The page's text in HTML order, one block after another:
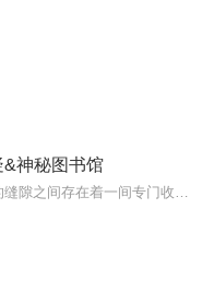
神秘图书馆